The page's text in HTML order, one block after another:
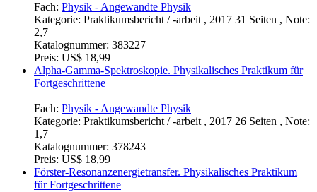
Fach: Physik - Angewandte Physik
Kategorie: Praktikumsbericht / -arbeit , 2017 31 Seiten , Note:
2,7
Katalognummer: 383227
Preis: US$ 18,99
Alpha-Gamma-Spektroskopie. Physikalisches Praktikum für
Fortgeschrittene
Fach: Physik - Angewandte Physik
Kategorie: Praktikumsbericht / -arbeit , 2017 26 Seiten , Note:
1,7
Katalognummer: 378243
Preis: US$ 18,99
Förster-Resonanzenergietransfer. Physikalisches Praktikum
für Fortgeschrittene